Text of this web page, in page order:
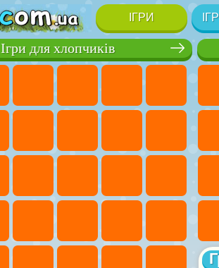
ІГРИ
Ігри для хлопчиків